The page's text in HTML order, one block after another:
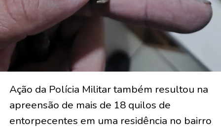
Ação da Polícia Militar também resultou na
apreensão de mais de 18 quilos de
entorpecentes em uma residência no bairro